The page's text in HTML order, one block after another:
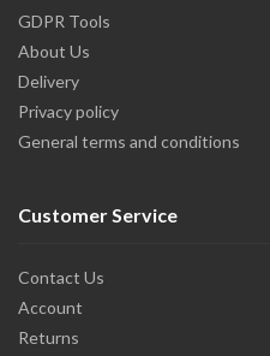
GDPR Tools
About Us
Delivery
Privacy policy
General terms and conditions
Customer Service
Contact Us
Account
Returns